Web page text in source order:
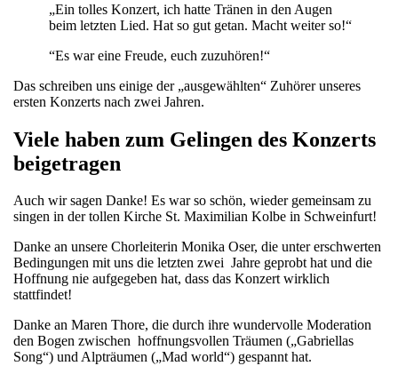
„Ein tolles Konzert, ich hatte Tränen in den Augen
beim letzten Lied. Hat so gut getan. Macht weiter so!“
“Es war eine Freude, euch zuzuhören!“
Das schreiben uns einige der „ausgewählten“ Zuhörer unseres
ersten Konzerts nach zwei Jahren.
Viele haben zum Gelingen des Konzerts
beigetragen
Auch wir sagen Danke! Es war so schön, wieder gemeinsam zu
singen in der tollen Kirche St. Maximilian Kolbe in Schweinfurt!
Danke an unsere Chorleiterin Monika Oser, die unter erschwerten
Bedingungen mit uns die letzten zwei Jahre geprobt hat und die
Hoffnung nie aufgegeben hat, dass das Konzert wirklich
stattfindet!
Danke an Maren Thore, die durch ihre wundervolle Moderation
den Bogen zwischen hoffnungsvollen Träumen („Gabriellas
Song“) und Alpträumen („Mad world“) gespannt hat.